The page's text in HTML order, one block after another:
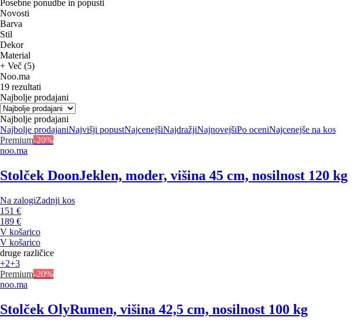
Posebne ponudbe in popusti
Novosti
Barva
Stil
Dekor
Material
+ Več (5)
Noo.ma
19 rezultati
Najbolje prodajani
Najbolje prodajani
Najbolje prodajaniNajvišji popustNajcenejšiNajdražjiNajnovejšiPo oceniNajcenejše na kos
Premium-20%
noo.ma
Stolček DoonJeklen, moder, višina 45 cm, nosilnost 120 kg
Na zalogiZadnji kos
151 €
189 €
V košarico
V košarico
druge različice
+2+3
Premium-20%
noo.ma
Stolček OlyRumen, višina 42,5 cm, nosilnost 100 kg